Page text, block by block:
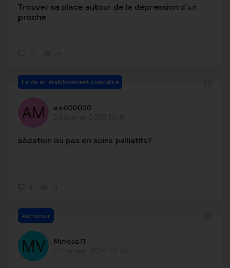
Trouver sa place autour de la dépression d'un
proche
La vie en établissement spécialisé
aln000000
sédation ou pas en soins palliatifs?
Alzheimer
Mimosa71